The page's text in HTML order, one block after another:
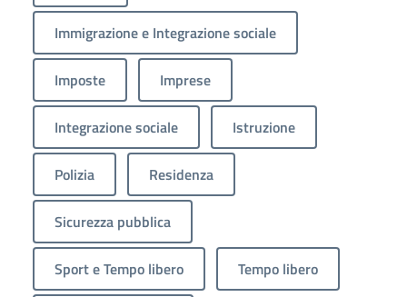
Immigrazione e Integrazione sociale
Imposte Imprese
Integrazione sociale Istruzione
Polizia Residenza
Sicurezza pubblica
Sport e Tempo libero Tempo libero